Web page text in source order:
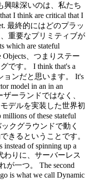
興味深いのは、私たち
I think are critical that I
最終的にはどのプラッ
重要なプリミティブが
which are stateful
Objects、つまりステー
です。 I think that's a
ョンだと思います。 It's
model in an in an
ザーランドではなく、
デルを実装した世界初
of these stateful
ックグラウンドで動く
きるということです。
instead of spinning up a
わりに、サーバーレス
が一つ。 The second
is what we call Dynamic